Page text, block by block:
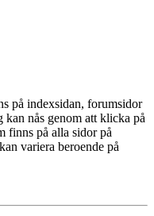
på indexsidan, forumsidor
kan nås genom att klicka på
finns på alla sidor på
variera beroende på